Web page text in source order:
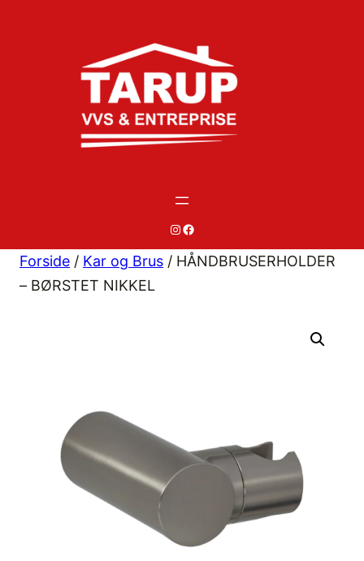
# #
Forside / Kar og Brus / HÅNDBRUSERHOLDER
– BØRSTET NIKKEL